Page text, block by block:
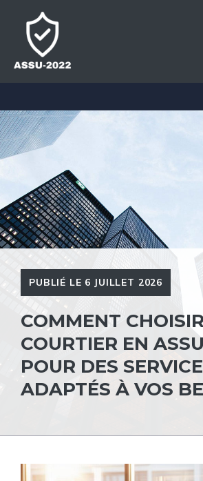
contenu
PUBLIÉ LE 6 JUILLET 2026
COMMENT
COURTIER EN
POUR DES
ADAPTÉS À VOS